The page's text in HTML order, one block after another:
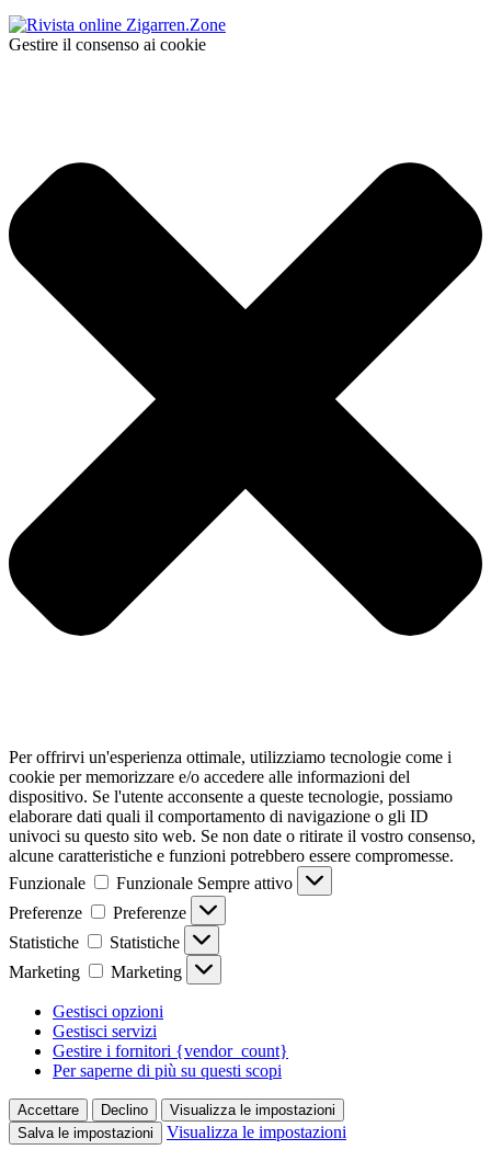
Gestire il consenso ai cookie
Per offrirvi un'esperienza ottimale, utilizziamo tecnologie come i
cookie per memorizzare e/o accedere alle informazioni del
dispositivo. Se l'utente acconsente a queste tecnologie, possiamo
elaborare dati quali il comportamento di navigazione o gli ID
univoci su questo sito web. Se non date o ritirate il vostro consenso,
alcune caratteristiche e funzioni potrebbero essere compromesse.
Funzionale
Funzionale Sempre attivo
Preferenze
Preferenze
Statistiche
Statistiche
Marketing
Marketing
Gestisci opzioni
Gestisci servizi
Gestire i fornitori {vendor_count}
Per saperne di più su questi scopi
Accettare Declino
Visualizza le impostazioni
Salva le impostazioni
Visualizza le impostazioni